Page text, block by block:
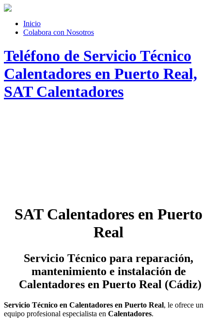
Inicio
Colabora con Nosotros
Teléfono de Servicio Técnico
Calentadores en Puerto Real,
SAT Calentadores
SAT Calentadores en Puerto
Real
Servicio Técnico para reparación,
mantenimiento e instalación de
Calentadores en Puerto Real (Cádiz)
Servicio Técnico en Calentadores en Puerto Real, le ofrece un
equipo profesional especialista en Calentadores.